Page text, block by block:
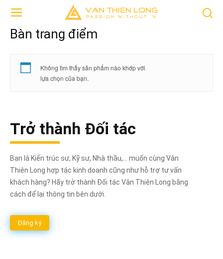
Bàn trang điểm
Không tìm thấy sản phẩm nào khớp với
lựa chọn của bạn.
Trở thành Đối tác
Bạn là Kiến trúc sư, Kỹ sư, Nhà thầu,... muốn cùng Vân
Thiên Long hợp tác kinh doanh cũng như hỗ trợ tư vấn
khách hàng? Hãy trở thành Đối tác Vân Thiên Long bằng
cách để lại thông tin bên dưới.
Đăng ký